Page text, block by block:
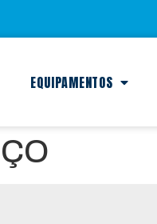
EQUIPAMENTOS